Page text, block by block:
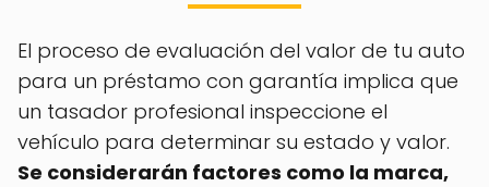
El proceso de evaluación del valor de tu auto
para un préstamo con garantía implica que
un tasador profesional inspeccione el
vehículo para determinar su estado y valor.
Se considerarán factores como la marca,